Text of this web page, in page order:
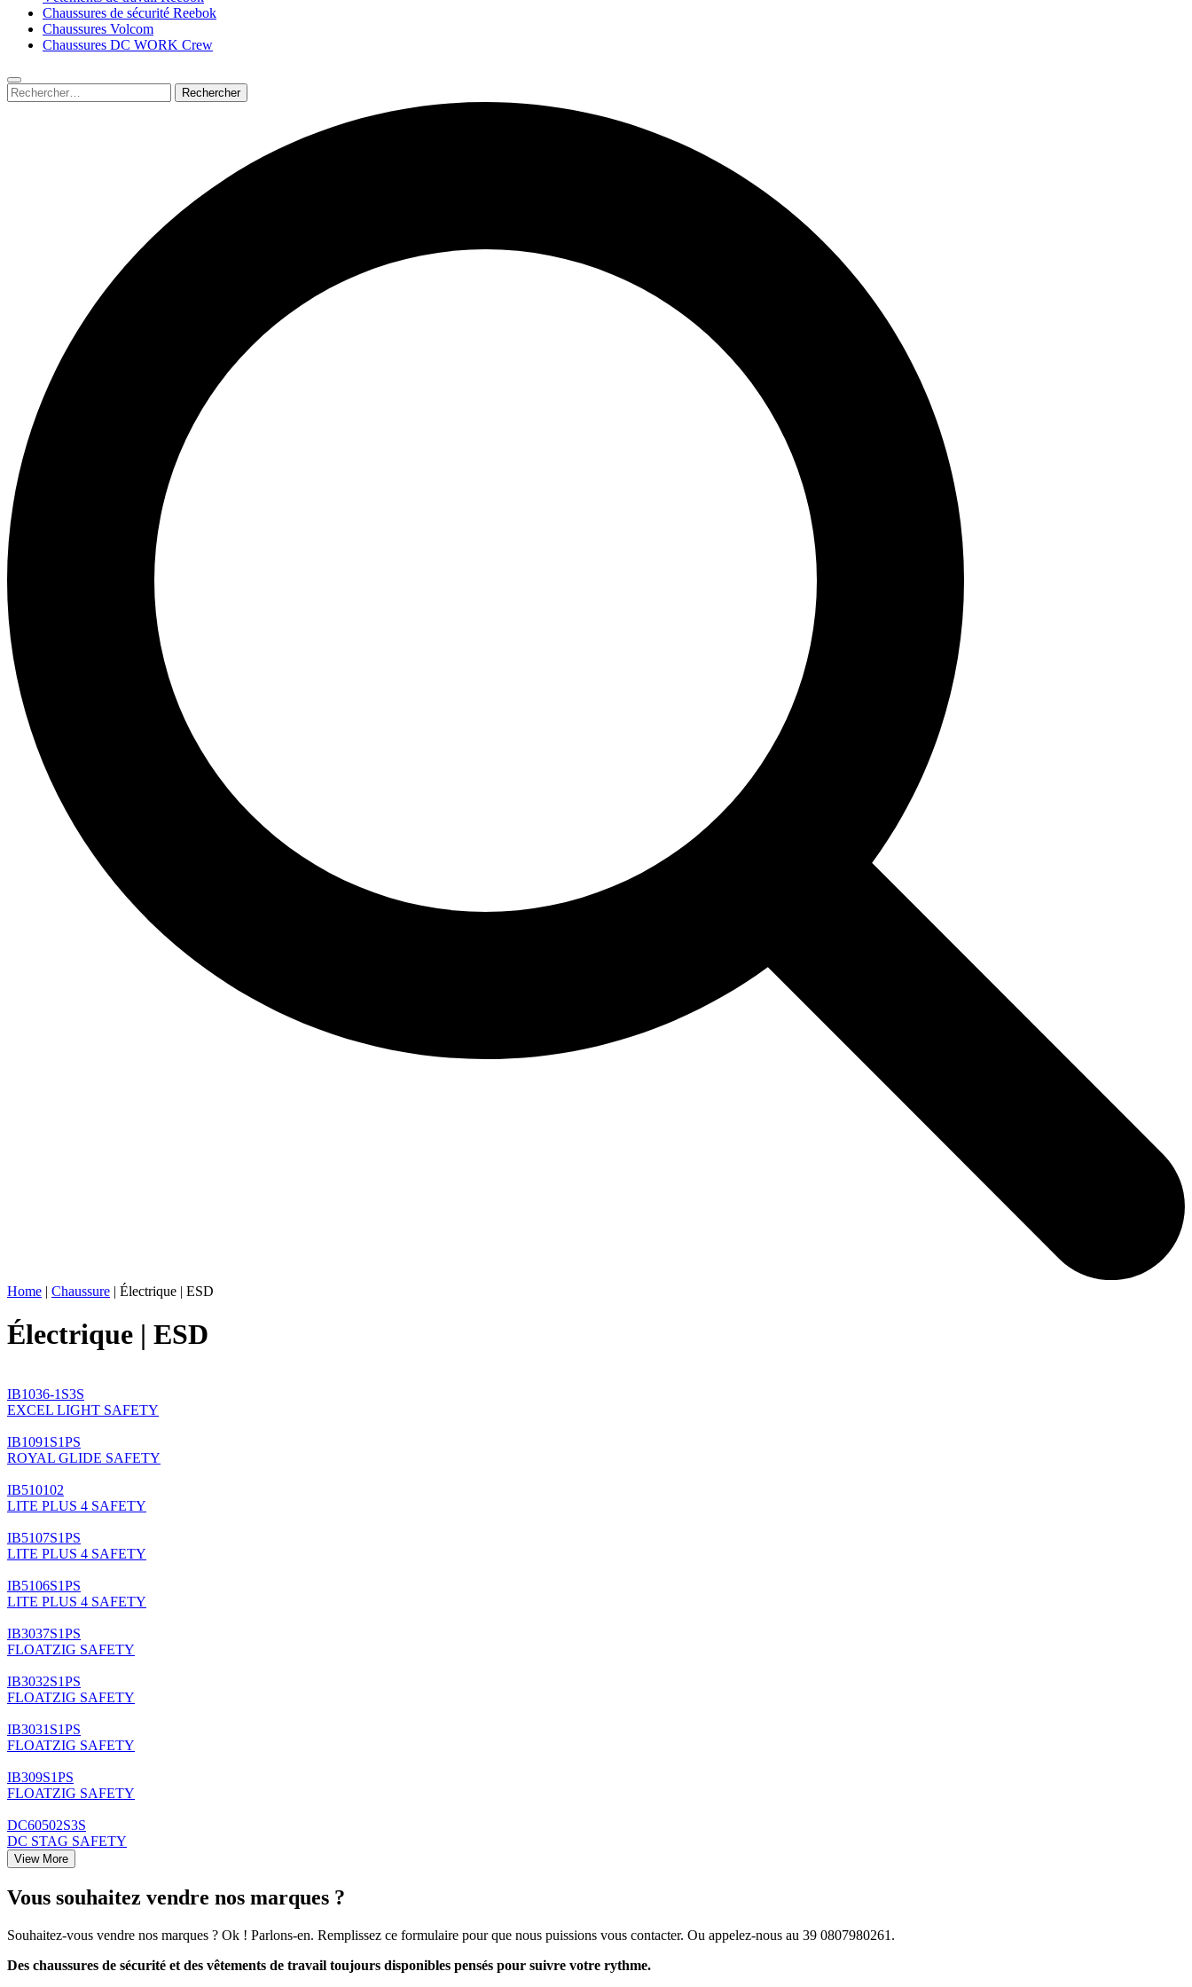
Chaussures de sécurité Reebok
Chaussures Volcom
Chaussures DC WORK Crew
Rechercher :
Submit
search
Home | Chaussure | Électrique | ESD
Électrique | ESD
IB1036-1S3S
EXCEL LIGHT SAFETY
IB1091S1PS
ROYAL GLIDE SAFETY
IB510102
LITE PLUS 4 SAFETY
IB5107S1PS
LITE PLUS 4 SAFETY
IB5106S1PS
LITE PLUS 4 SAFETY
IB3037S1PS
FLOATZIG SAFETY
IB3032S1PS
FLOATZIG SAFETY
IB3031S1PS
FLOATZIG SAFETY
IB309S1PS
FLOATZIG SAFETY
DC60502S3S
DC STAG SAFETY
View More
Vous souhaitez vendre nos marques ?
Souhaitez-vous vendre nos marques ? Ok ! Parlons-en. Remplissez ce formulaire pour que nous puissions vous contacter. Ou appelez-nous au 39 0807980261.
Des chaussures de sécurité et des vêtements de travail toujours disponibles pensés pour suivre votre rythme.